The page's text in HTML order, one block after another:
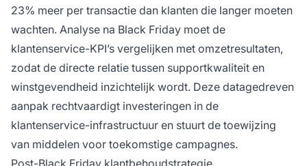
23% meer per transactie dan klanten die langer moeten
wachten. Analyse na Black Friday moet de
klantenservice-KPI’s vergelijken met omzetresultaten,
zodat de directe relatie tussen supportkwaliteit en
winstgevendheid inzichtelijk wordt. Deze datagedreven
aanpak rechtvaardigt investeringen in de
klantenservice-infrastructuur en stuurt de toewijzing
van middelen voor toekomstige campagnes.